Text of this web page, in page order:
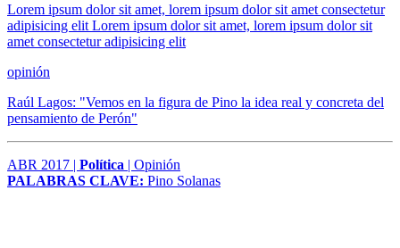
Lorem ipsum dolor sit amet, lorem ipsum dolor sit amet consectetur
adipisicing elit Lorem ipsum dolor sit amet, lorem ipsum dolor sit
amet consectetur adipisicing elit
opinión
Raúl Lagos: "Vemos en la figura de Pino la idea real y concreta del
pensamiento de Perón"
ABR 2017 | Política | Opinión
PALABRAS CLAVE: Pino Solanas